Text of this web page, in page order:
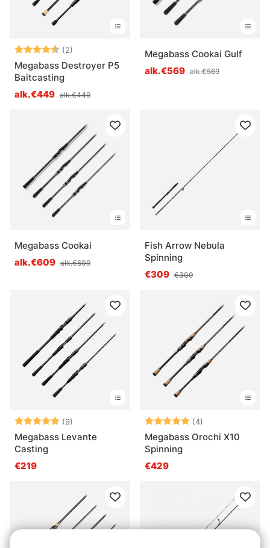
Arvio: (2)
4.5 5:sta tähdestä
Megabass Destroyer P5
Baitcasting
alk.€449 alk.€449
Megabass Cookai Gulf
alk.€569 alk.€569
Megabass Cookai
alk.€609 alk.€609
Fish Arrow Nebula
Spinning
€309 €309
Arvio: (9)
5.0 5:sta tähdestä
Megabass Levante
Casting
€219
Arvio: (4)
Megabass Orochi X10
Spinning
€429